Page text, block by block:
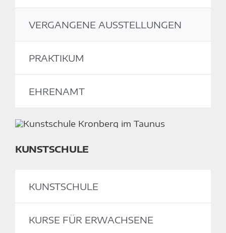
VERGANGENE AUSSTELLUNGEN
PRAKTIKUM
EHRENAMT
KUNSTSCHULE
KUNSTSCHULE
KURSE FÜR ERWACHSENE